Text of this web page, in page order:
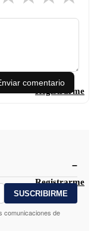
Registrarme
Registrarme
comentario
comunicaciones de